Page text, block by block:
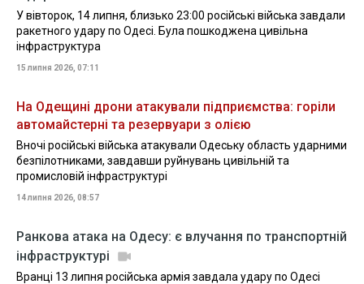
У вівторок, 14 липня, близько 23:00 російські війська завдали
ракетного удару по Одесі. Була пошкоджена цивільна
інфраструктура
15 липня 2026, 07:11
На Одещині дрони атакували підприємства: горіли
автомайстерні та резервуари з олією
Вночі російські війська атакували Одеську область ударними
безпілотниками, завдавши руйнувань цивільній та
промисловій інфраструктурі
14 липня 2026, 08:57
Ранкова атака на Одесу: є влучання по транспортній
інфраструктурі
Вранці 13 липня російська армія завдала удару по Одесі